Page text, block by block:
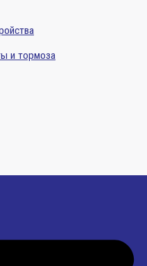
и тормоза